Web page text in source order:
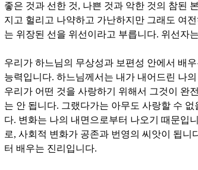
좋은 것과 선한 것, 나쁜 것과 악한 것의 참된
지고 헐리고 나약하고 가난하지만 그래도 여
는 위장된 선을 위선이라고 부릅니다. 위선자
우리가 하느님의 무상성과 보편성 안에서 배
능력입니다. 하느님께서는 내가 내어드린 나
우리가 어떤 것을 사랑하기 위해서 그것이 완
는 안 됩니다. 그랬다가는 아무도 사랑할 수 없
다. 변화는 나의 내면으로부터 나오기 때문입
로, 사회적 변화가 공존과 번영의 씨앗이 됩니
터 배우는 진리입니다.